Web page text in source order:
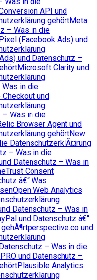
API und
gehörtMeta
– Was in die
(Facebook Ads) und
und Datenschutz –
Microsoft Clarity und
Was in die
Checkout und
– Was in die
Browser Agent und
gehörtNew
DatenschutzerklÃ¤rung
– Was in die
Datenschutz – Was in
Consent
â€“ Was
Open Web Analytics
Datenschutz – Was in
und Datenschutz â€“
perspective.co und
– Was in die
und Datenschutz –
Plausible Analytics